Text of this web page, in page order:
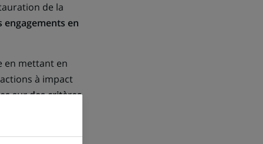
de la
engagements en
en mettant en
à impact
sur des critères